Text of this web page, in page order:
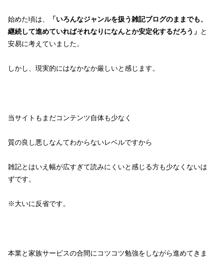
始めた頃は、
「いろんなジャンルを扱う雑記ブログのままでも、
継続して進めていればそれなりになんとか安定化するだろう」 と
安易に考えていました。
しかし、現実的にはなかなか厳しいと感じます。
当サイトもまだコンテンツ自体も少なく
質の良し悪しなんてわからないレベルですから
雑記とはいえ幅が広すぎて読みにくいと感じる方も少なくないは
ずです。
※大いに反省です。
本業と家族サービスの合間にコツコツ勉強をしながら進めてきま